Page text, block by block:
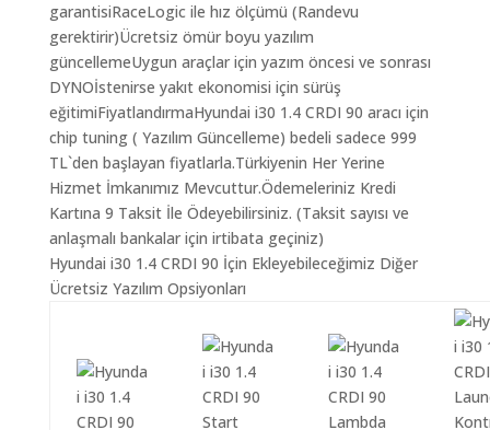
garantisiRaceLogic ile hız ölçümü (Randevu
gerektirir)Ücretsiz ömür boyu yazılım
güncellemeUygun araçlar için yazım öncesi ve sonrası
DYNOİstenirse yakıt ekonomisi için sürüş
eğitimiFiyatlandırmaHyundai i30 1.4 CRDI 90 aracı için
chip tuning ( Yazılım Güncelleme) bedeli sadece 999
TL`den başlayan fiyatlarla.Türkiyenin Her Yerine
Hizmet İmkanımız Mevcuttur.Ödemeleriniz Kredi
Kartına 9 Taksit İle Ödeyebilirsiniz. (Taksit sayısı ve
anlaşmalı bankalar için irtibata geçiniz)
Hyundai i30 1.4 CRDI 90 İçin Ekleyebileceğimiz Diğer
Ücretsiz Yazılım Opsiyonları